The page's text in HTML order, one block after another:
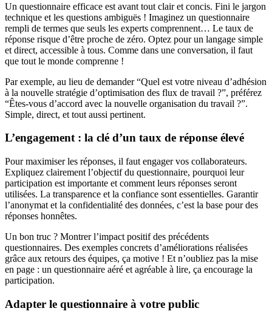
Un questionnaire efficace est avant tout clair et concis. Fini le jargon
technique et les questions ambiguës ! Imaginez un questionnaire
rempli de termes que seuls les experts comprennent… Le taux de
réponse risque d’être proche de zéro. Optez pour un langage simple
et direct, accessible à tous. Comme dans une conversation, il faut
que tout le monde comprenne !
Par exemple, au lieu de demander “Quel est votre niveau d’adhésion
à la nouvelle stratégie d’optimisation des flux de travail ?”, préférez
“Êtes-vous d’accord avec la nouvelle organisation du travail ?”.
Simple, direct, et tout aussi pertinent.
L’engagement : la clé d’un taux de réponse élevé
Pour maximiser les réponses, il faut engager vos collaborateurs.
Expliquez clairement l’objectif du questionnaire, pourquoi leur
participation est importante et comment leurs réponses seront
utilisées. La transparence et la confiance sont essentielles. Garantir
l’anonymat et la confidentialité des données, c’est la base pour des
réponses honnêtes.
Un bon truc ? Montrer l’impact positif des précédents
questionnaires. Des exemples concrets d’améliorations réalisées
grâce aux retours des équipes, ça motive ! Et n’oubliez pas la mise
en page : un questionnaire aéré et agréable à lire, ça encourage la
participation.
Adapter le questionnaire à votre public